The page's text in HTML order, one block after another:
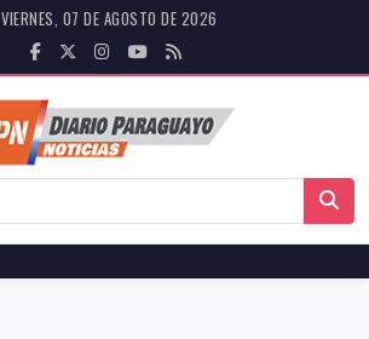
VIERNES, 07 DE AGOSTO DE 2026